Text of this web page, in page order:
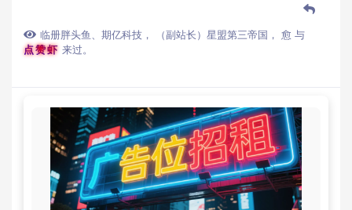
临册胖头鱼 期亿科技 ， （副站长）星盟第三帝国 ， 愈 与
点赞虾 来过。